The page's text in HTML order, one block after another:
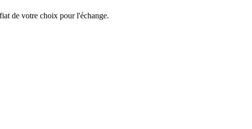
de votre choix pour l'échange.